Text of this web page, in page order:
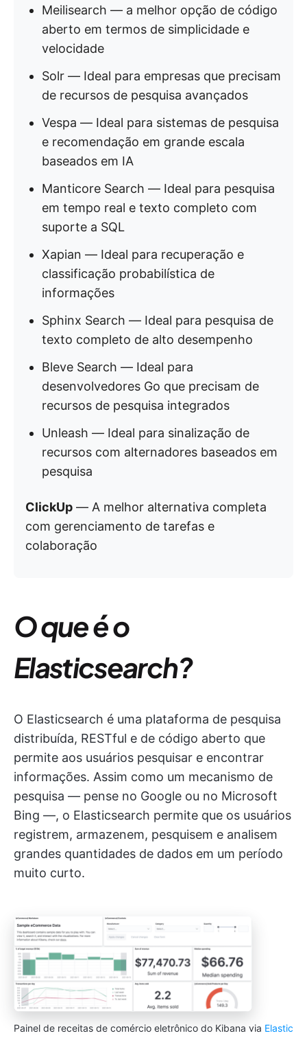
Meilisearch — a melhor opção de código
aberto em termos de simplicidade e
velocidade
Solr — Ideal para empresas que precisam
de recursos de pesquisa avançados
Vespa — Ideal para sistemas de pesquisa
e recomendação em grande escala
baseados em IA
Manticore Search — Ideal para pesquisa
em tempo real e texto completo com
suporte a SQL
Xapian — Ideal para recuperação e
classificação probabilística de
informações
Sphinx Search — Ideal para pesquisa de
texto completo de alto desempenho
Bleve Search — Ideal para
desenvolvedores Go que precisam de
recursos de pesquisa integrados
Unleash — Ideal para sinalização de
recursos com alternadores baseados em
pesquisa
ClickUp — A melhor alternativa completa
com gerenciamento de tarefas e
colaboração
O que é o
Elasticsearch?
O Elasticsearch é uma plataforma de pesquisa
distribuída, RESTful e de código aberto que
permite aos usuários pesquisar e encontrar
informações. Assim como um mecanismo de
pesquisa — pense no Google ou no Microsoft
Bing —, o Elasticsearch permite que os usuários
registrem, armazenem, pesquisem e analisem
grandes quantidades de dados em um período
muito curto.
Painel de receitas de comércio eletrônico do Kibana via Elastic